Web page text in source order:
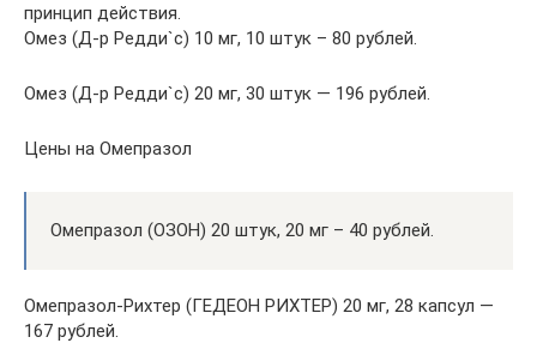
принцип действия.
Омез (Д-р Редди`с) 10 мг, 10 штук – 80 рублей.
Омез (Д-р Редди`с) 20 мг, 30 штук — 196 рублей.
Цены на Омепразол
Омепразол (ОЗОН) 20 штук, 20 мг – 40 рублей.
Омепразол-Рихтер (ГЕДЕОН РИХТЕР) 20 мг, 28 капсул —
167 рублей.